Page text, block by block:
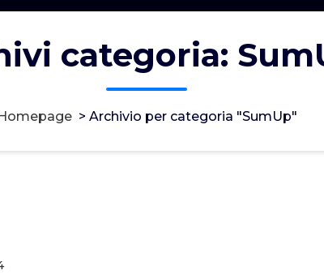
categoria:
> Archivio per categoria "SumUp"